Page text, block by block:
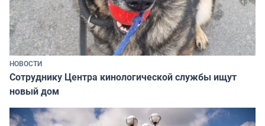
НОВОСТИ
Сотруднику Центра кинологической службы ищут
новый дом